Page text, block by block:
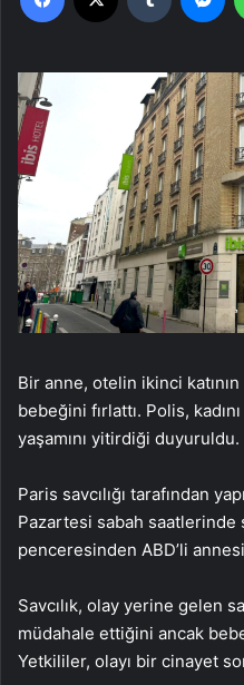
Bir anne, otelin ikinci
bebeğini fırlattı. Polis,
yaşamını yitirdiği duyuruldu.
Paris savcılığı tarafından
Pazartesi sabah
penceresinden ABD’li
Savcılık, olay yerine gelen
müdahale ettiğini ancak
Yetkililer, olayı bir cinayet